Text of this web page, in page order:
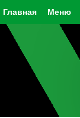
Главная Меню